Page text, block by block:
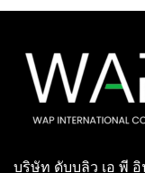
บริษัท ดับบลิว เอ พี